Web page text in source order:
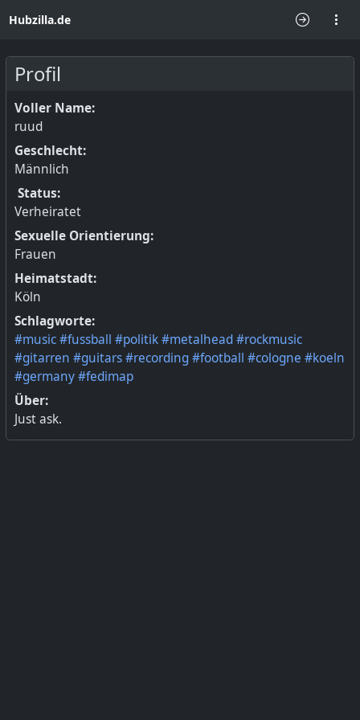
Hubzilla.de
Profil
Voller Name:
ruud
Geschlecht:
Männlich
Status:
Verheiratet
Sexuelle Orientierung:
Frauen
Heimatstadt:
Köln
Schlagworte:
#music#fussball #politik#metalhead#rockmusic
#gitarren #guitars#recording#football #cologne #koeln
#germany#fedimap
Über:
Just ask.